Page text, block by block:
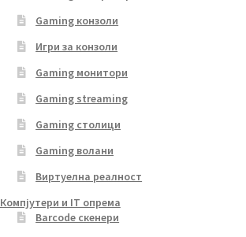
Gaming конзоли
Игри за конзоли
Gaming монитори
Gaming streaming
Gaming столици
Gaming волани
Виртуелна реалност
Компјутери и IT опрема
Barcode скенери